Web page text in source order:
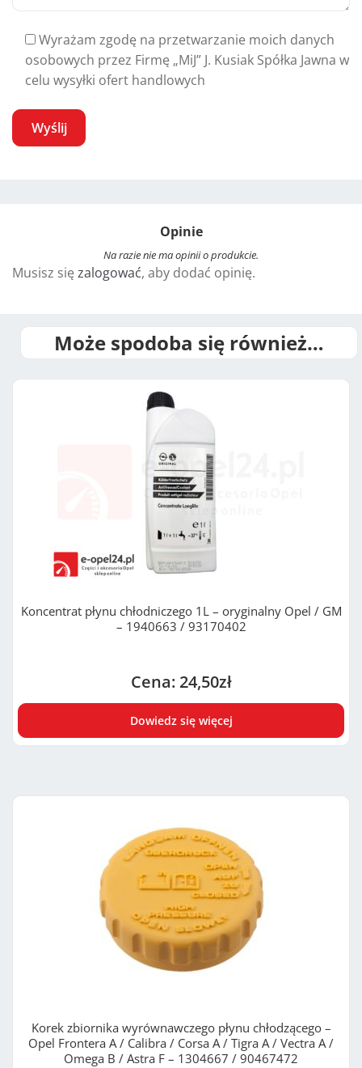
Wyrażam zgodę na przetwarzanie moich danych
osobowych przez Firmę „MiJ” J. Kusiak Spółka Jawna w
celu wysyłki ofert handlowych
n
Opinie
Na razie nie ma opinii o produkcie.
Musisz się zalogować, aby dodać opinię.
Może spodoba się również…
Koncentrat płynu chłodniczego 1L – oryginalny Opel / GM
– 1940663 / 93170402
24,50zł
Dowiedz się więcej
Korek zbiornika wyrównawczego płynu chłodzącego –
Opel Frontera A / Calibra / Corsa A / Tigra A / Vectra A /
Omega B / Astra F – 1304667 / 90467472